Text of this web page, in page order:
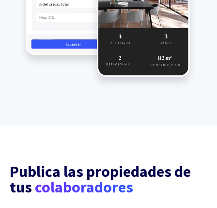
Publica las propiedades de
tus colaboradores